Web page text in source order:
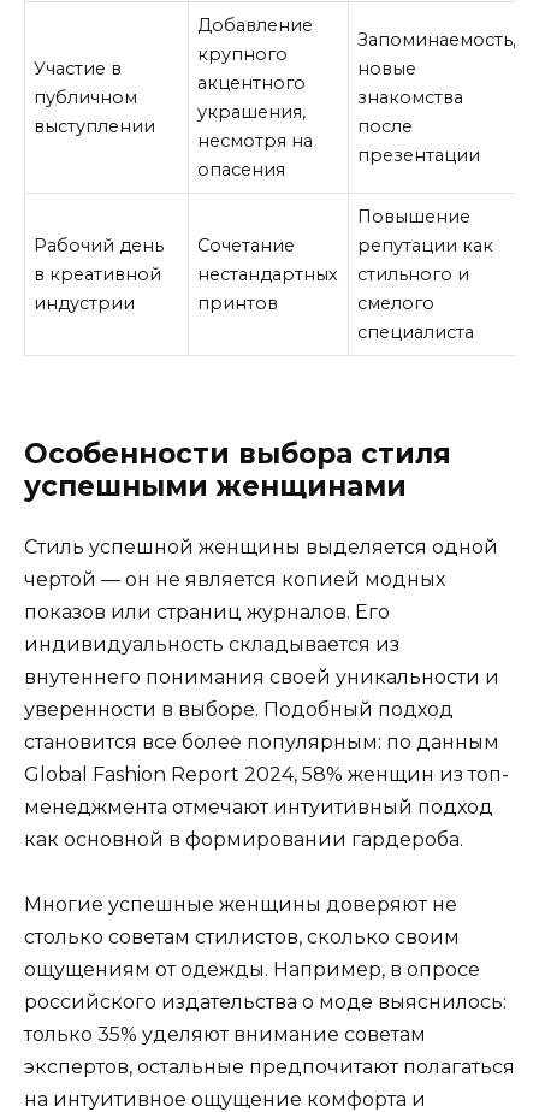
Участие в
публичном
выступлении
Добавление
крупного
акцентного
украшения,
несмотря на
опасения
Запоминаемость,
новые
знакомства
после
презентации
Рабочий день
в креативной
индустрии
Сочетание
нестандартных
принтов
Повышение
репутации как
стильного и
смелого
специалиста
Особенности выбора стиля
успешными женщинами
Стиль успешной женщины выделяется одной
чертой — он не является копией модных
показов или страниц журналов. Его
индивидуальность складывается из
внутеннего понимания своей уникальности и
уверенности в выборе. Подобный подход
становится все более популярным: по данным
Global Fashion Report 2024, 58% женщин из топ-
менеджмента отмечают интуитивный подход
как основной в формировании гардероба.
Многие успешные женщины доверяют не
столько советам стилистов, сколько своим
ощущениям от одежды. Например, в опросе
российского издательства о моде выяснилось:
только 35% уделяют внимание советам
экспертов, остальные предпочитают полагаться
на интуитивное ощущение комфорта и